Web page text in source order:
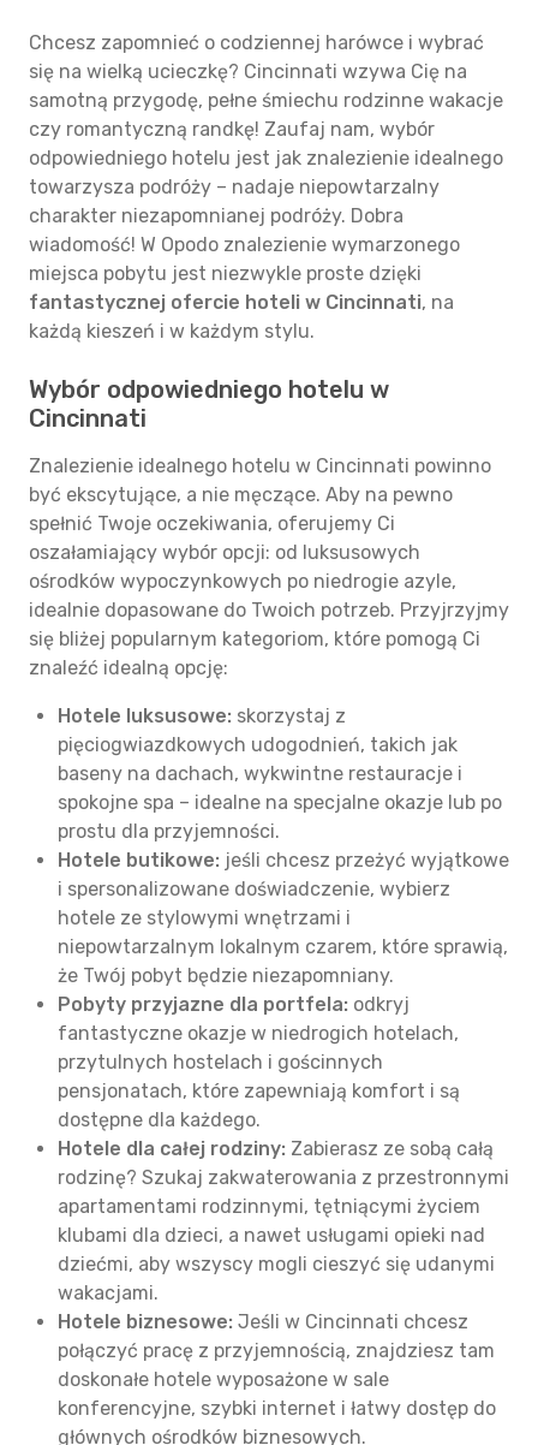
Chcesz zapomnieć o codziennej harówce i wybrać
się na wielką ucieczkę? Cincinnati wzywa Cię na
samotną przygodę, pełne śmiechu rodzinne wakacje
czy romantyczną randkę! Zaufaj nam, wybór
odpowiedniego hotelu jest jak znalezienie idealnego
towarzysza podróży – nadaje niepowtarzalny
charakter niezapomnianej podróży. Dobra
wiadomość! W Opodo znalezienie wymarzonego
miejsca pobytu jest niezwykle proste dzięki
fantastycznej ofercie hoteli w Cincinnati, na
każdą kieszeń i w każdym stylu.
Wybór odpowiedniego hotelu w
Cincinnati
Znalezienie idealnego hotelu w Cincinnati powinno
być ekscytujące, a nie męczące. Aby na pewno
spełnić Twoje oczekiwania, oferujemy Ci
oszałamiający wybór opcji: od luksusowych
ośrodków wypoczynkowych po niedrogie azyle,
idealnie dopasowane do Twoich potrzeb. Przyjrzyjmy
się bliżej popularnym kategoriom, które pomogą Ci
znaleźć idealną opcję:
Hotele luksusowe: skorzystaj z
pięciogwiazdkowych udogodnień, takich jak
baseny na dachach, wykwintne restauracje i
spokojne spa – idealne na specjalne okazje lub po
prostu dla przyjemności.
Hotele butikowe: jeśli chcesz przeżyć wyjątkowe
i spersonalizowane doświadczenie, wybierz
hotele ze stylowymi wnętrzami i
niepowtarzalnym lokalnym czarem, które sprawią,
że Twój pobyt będzie niezapomniany.
Pobyty przyjazne dla portfela: odkryj
fantastyczne okazje w niedrogich hotelach,
przytulnych hostelach i gościnnych
pensjonatach, które zapewniają komfort i są
dostępne dla każdego.
Hotele dla całej rodziny: Zabierasz ze sobą całą
rodzinę? Szukaj zakwaterowania z przestronnymi
apartamentami rodzinnymi, tętniącymi życiem
klubami dla dzieci, a nawet usługami opieki nad
dziećmi, aby wszyscy mogli cieszyć się udanymi
wakacjami.
Hotele biznesowe: Jeśli w Cincinnati chcesz
połączyć pracę z przyjemnością, znajdziesz tam
doskonałe hotele wyposażone w sale
konferencyjne, szybki internet i łatwy dostęp do
głównych ośrodków biznesowych.